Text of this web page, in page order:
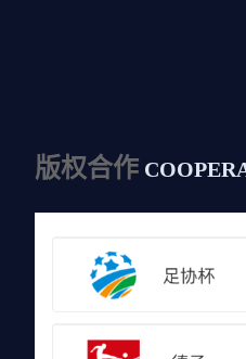
版权合作